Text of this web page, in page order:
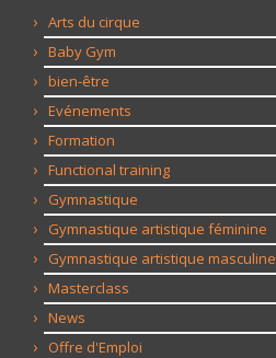
Arts du cirque
Baby Gym
bien-être
Evénements
Formation
Functional training
Gymnastique
Gymnastique artistique féminine
Gymnastique artistique masculine
Masterclass
News
Offre d'Emploi